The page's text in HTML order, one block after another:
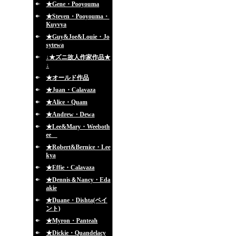
★Gene・Pooyouma
★Steven・Pooyouma・
Kuyvya
★Guy&Joe&Louie・Jo
sytewa
↓★ズニ故人作家作品★
↓
★オールド作品
★Juan・Calavaza
★Alice・Quam
★Andrew・Dewa
★Lee&Mary・Weeboth
ee
★Robert&Bernice・Lee
kya
★Effie・Calavaza
★Dennis＆Nancy・Eda
akie
★Duane・Dishta(ペイ
ント)
★Myron・Panteah
★Dickie・Quandelacy